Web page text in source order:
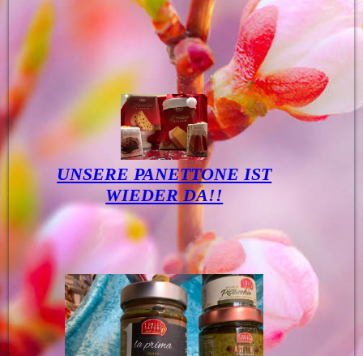
UNSERE PANETTONE IST
WIEDER DA!!